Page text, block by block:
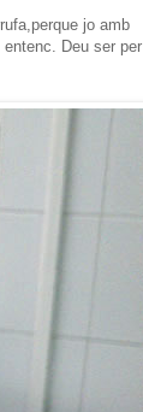
jo amb
Deu ser per